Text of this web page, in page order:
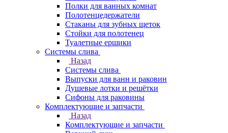
Полки для ванных комнат
Полотенцедержатели
Стаканы для зубных щеток
Стойки для полотенец
Туалетные ершики
Системы слива
Назад
Системы слива
Выпуски для ванн и раковин
Душевые лотки и решётки
Сифоны для раковины
Комплектующие и запчасти
Назад
Комплектующие и запчасти